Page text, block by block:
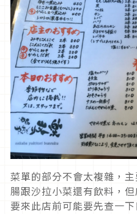
菜單的部分不會太複雜，
腸跟沙拉小菜還有飲料，
要來此店前可能要先查一下